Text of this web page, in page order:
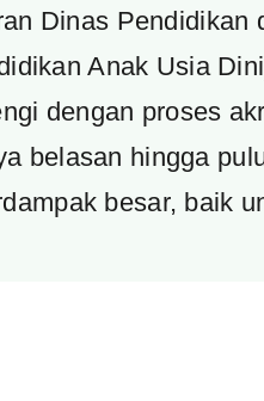
Dinas Pendidikan
Anak Usia
dengan proses
belasan hingga
besar, baik